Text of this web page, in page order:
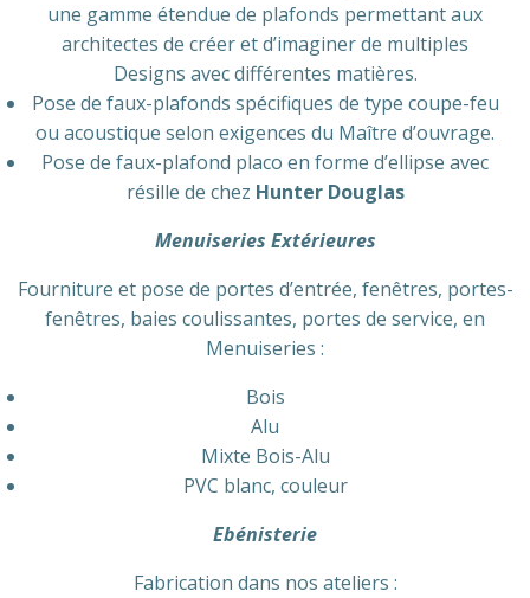
une gamme étendue de plafonds permettant aux
architectes de créer et d’imaginer de multiples
Designs avec différentes matières.
Pose de faux-plafonds spécifiques de type coupe-feu
ou acoustique selon exigences du Maître d’ouvrage.
Pose de faux-plafond placo en forme d’ellipse avec
résille de chez Hunter Douglas
Menuiseries Extérieures
Fourniture et pose de portes d’entrée, fenêtres, portes-
fenêtres, baies coulissantes, portes de service, en
Menuiseries :
Bois
Alu
Mixte Bois-Alu
PVC blanc, couleur
Ebénisterie
Fabrication dans nos ateliers :